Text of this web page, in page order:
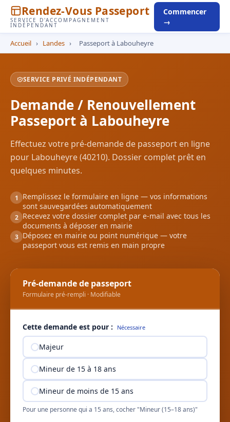
Rendez-Vous Passeport
SERVICE D'ACCOMPAGNEMENT
INDÉPENDANT
Commencer
→
Accueil › Landes › Passeport à Labouheyre
SERVICE PRIVÉ INDÉPENDANT
Demande / Renouvellement
Passeport à Labouheyre
Effectuez votre pré-demande de passeport en ligne
pour Labouheyre (40210). Dossier complet prêt en
quelques minutes.
1
Remplissez le formulaire en ligne — vos informations
sont sauvegardées automatiquement
2 Recevez votre dossier complet par e-mail avec tous les
documents à déposer en mairie
3 Déposez en mairie ou point numérique — votre
passeport vous est remis en main propre
Pré-demande de passeport
Formulaire pré-rempli · Modifiable
Cette demande est pour : Nécessaire
Majeur
Mineur de 15 à 18 ans
Mineur de moins de 15 ans
Pour une personne qui a 15 ans, cocher "Mineur (15–18 ans)"